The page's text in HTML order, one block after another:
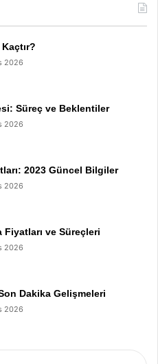
2026
Süreç ve Beklentiler
2026
2023 Güncel Bilgiler
2026
Fiyatları ve Süreçleri
2026
Dakika Gelişmeleri
2026